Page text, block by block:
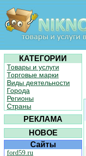
КАТЕГОРИИ
Товары и услуги
Торговые марки
Виды деятельности
Города
Регионы
Страны
РЕКЛАМА
НОВОЕ
Сайты
ford59.ru